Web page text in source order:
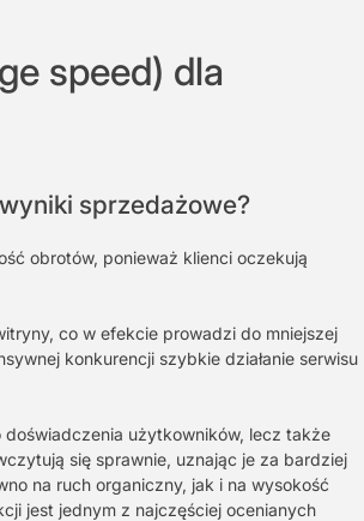
speed) dla
sprzedażowe?
obrotów, ponieważ klienci oczekują
co w efekcie prowadzi do mniejszej
konkurencji szybkie działanie serwisu
użytkowników, lecz także
się sprawnie, uznając je za bardziej
na ruch organiczny, jak i na wysokość
jest jednym z najczęściej ocenianych